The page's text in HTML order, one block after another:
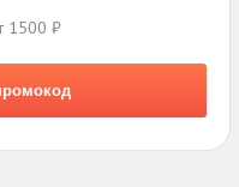
1500 ₽
промокод